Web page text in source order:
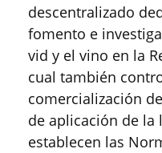
descentralizado
fomento e
vid y el vino en la
cual también
comercialización
de aplicación de la
establecen las